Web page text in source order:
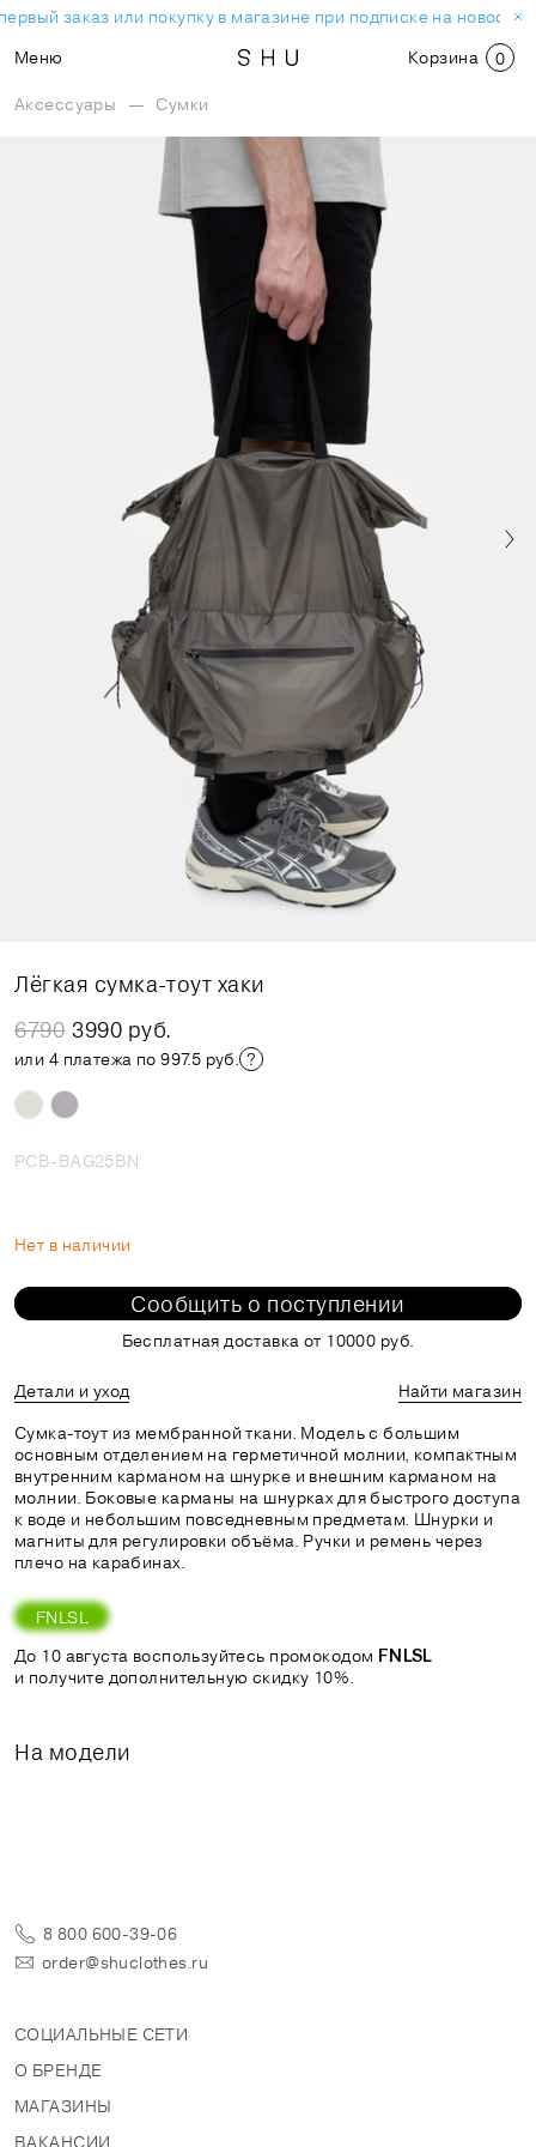
заказ или покупку в магазине при подписке на
Меню
Корзина 0
Аксессуары — Сумки
Лёгкая сумка-тоут хаки
6790 3990 руб.
или 4 платежа по 997.5 руб.
PCB-BAG25BN
Нет в наличии
Сообщить о поступлении
Бесплатная доставка от 10000 руб.
Детали и уход
Найти магазин
Сумка-тоут из мембранной ткани. Модель с большим
основным отделением на герметичной молнии, компактным
внутренним карманом на шнурке и внешним карманом на
молнии. Боковые карманы на шнурках для быстрого доступа
к воде и небольшим повседневным предметам. Шнурки и
магниты для регулировки объёма. Ручки и ремень через
плечо на карабинах.
FNLSL
До 10 августа воспользуйтесь промокодом FNLSL
и получите дополнительную скидку 10%.
На модели
8 800 600-39-06
order@shuclothes.ru
СОЦИАЛЬНЫЕ СЕТИ
О БРЕНДЕ
МАГАЗИНЫ
ВАКАНСИИ